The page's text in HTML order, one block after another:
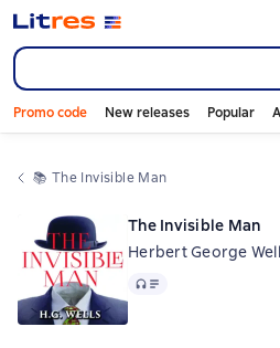
Promo code New releases Popular
📚 The Invisible Man
The Invisible Man
Herbert George
Audio